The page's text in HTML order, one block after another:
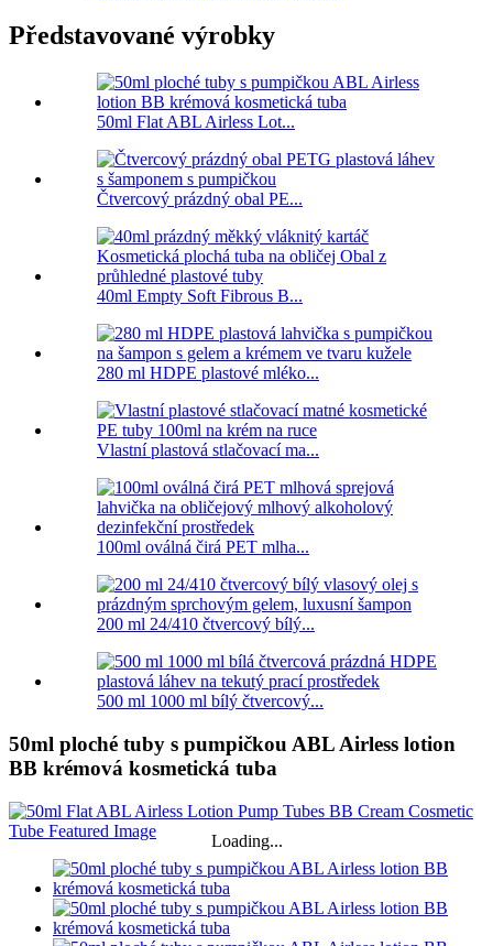
Představované výrobky
50ml Flat ABL Airless Lot...
Čtvercový prázdný obal PE...
40ml Empty Soft Fibrous B...
280 ml HDPE plastové mléko...
Vlastní plastová stlačovací ma...
100ml oválná čirá PET mlha...
200 ml 24/410 čtvercový bílý...
500 ml 1000 ml bílý čtvercový...
50ml ploché tuby s pumpičkou ABL Airless lotion
BB krémová kosmetická tuba
Loading...